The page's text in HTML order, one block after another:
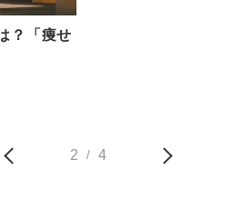
？「痩せ
2 / 4